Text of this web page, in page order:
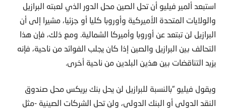
استبعد ألمير فيليو أن تحل الصين محل الدور الذي لعبته البرازيل
والولايات المتحدة الأميركية وأوروبا كليا أو جزئيا، مشيرا إلى أن
البرازيل لن تبتعد عن أوروبا وأميركا الشمالية. ومع ذلك، فإن هذا
التحالف بين البرازيل والصين إذا كان يجلب الفوائد من ناحية، فإنه
يزيد التناقضات بين هذين البلدين من ناحية أخرى.
ويقول فيليو “بالنسبة للبرازيل لن يحل بنك بريكس محل صندوق
النقد الدولي أو البنك الدولي، ولن تحل الشركات الصينية -مثل